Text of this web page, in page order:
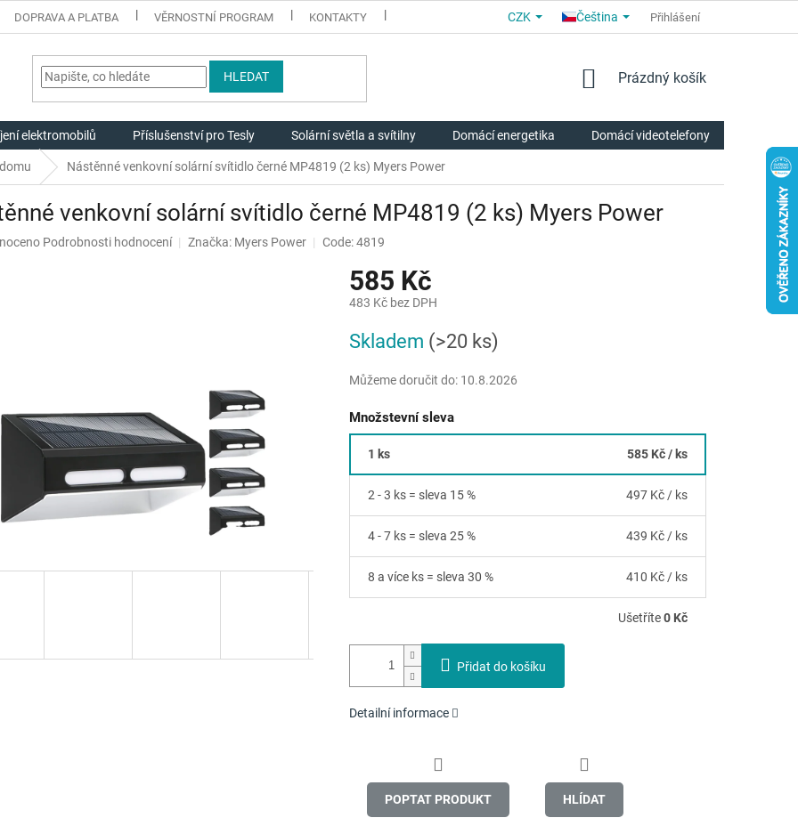
DOPRAVA A PLATBA VĚRNOSTNÍ PROGRAM KONTAKTY OBCHODNÍ PODMÍNKY PRO PARTNERY O NÁS
CZK Čeština Přihlášení
HLEDAT
NÁKUPNÍ
Prázdný košík
elektromobilů Příslušenství pro Tesly Solární světla a svítilny Domácí energetika Domácí videotelefony
Nástěnné venkovní solární svítidlo černé MP4819 (2 ks) Myers Power
venkovní solární svítidlo černé MP4819 (2 ks) Myers Power
Podrobnosti hodnocení Značka: Myers Power Code: 4819
585 Kč
483 Kč bez DPH
cena:
Skladem (>20 ks)
Můžeme doručit do: 10.8.2026
Množstevní sleva
1 ks 585 Kč/ ks
2 - 3 ks = sleva 15 % 497 Kč / ks
4 - 7 ks = sleva 25 % 439 Kč / ks
8 a více ks = sleva 30 % 410 Kč / ks
Ušetříte0 Kč
Přidat do košíku
Detailní informace
POPTAT PRODUKT HLÍDAT